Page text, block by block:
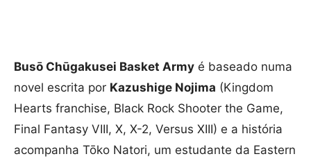
Busō Chūgakusei Basket Army é baseado numa
novel escrita por Kazushige Nojima (Kingdom
Hearts franchise, Black Rock Shooter the Game,
Final Fantasy VIII, X, X-2, Versus XIII) e a história
acompanha Tōko Natori, um estudante da Eastern